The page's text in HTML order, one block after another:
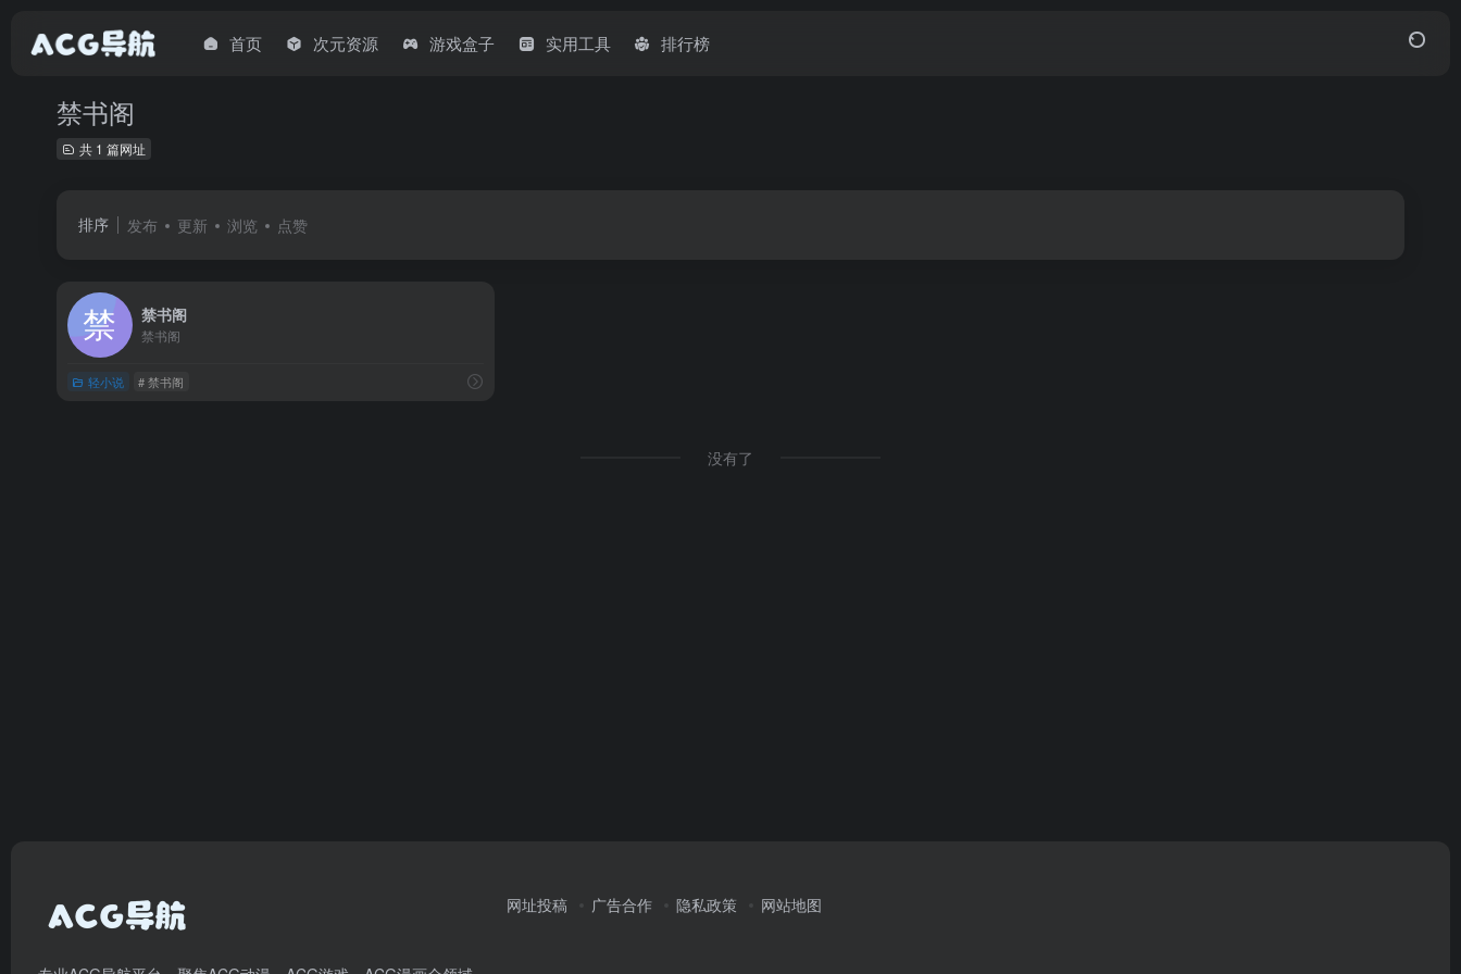
首页 次元资源 游戏盒子 实用工具 排行榜
禁书阁
共 1 篇网址
排序 发布 更新 浏览 点赞
禁书阁
禁书阁
轻小说 # 禁书阁
没有了
网址投稿 广告合作 隐私政策 网站地图